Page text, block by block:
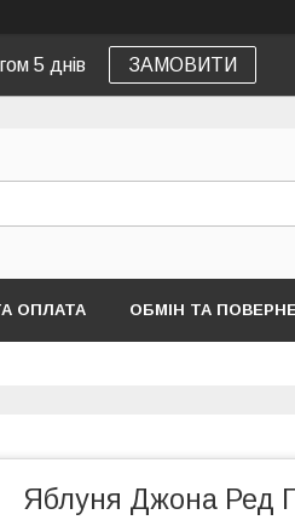
5 днів ЗАМОВИТИ
ОПЛАТА ОБМІН ТА
Яблуня Джона Ред